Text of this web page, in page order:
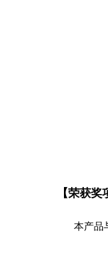
【荣获奖
本产品与